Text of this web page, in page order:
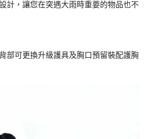
計，讓您在突遇大雨時重要的物品也不
部可更換升級護具及胸口預留裝配護胸